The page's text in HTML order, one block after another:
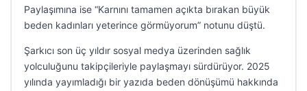
Paylaşımına ise “Karnını tamamen açıkta bırakan büyük
beden kadınları yeterince görmüyorum” notunu düştü.
Şarkıcı son üç yıldır sosyal medya üzerinden sağlık
yolculuğunu takipçileriyle paylaşmayı sürdürüyor. 2025
yılında yayımladığı bir yazıda beden dönüşümü hakkında